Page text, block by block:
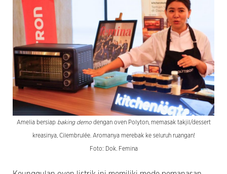
Amelia bersiap baking demodengan oven Polyton, memasak takjil/dessert
kreasinya, Cilembrulée. Aromanya merebak ke seluruh ruangan!
Foto: Dok. Femina